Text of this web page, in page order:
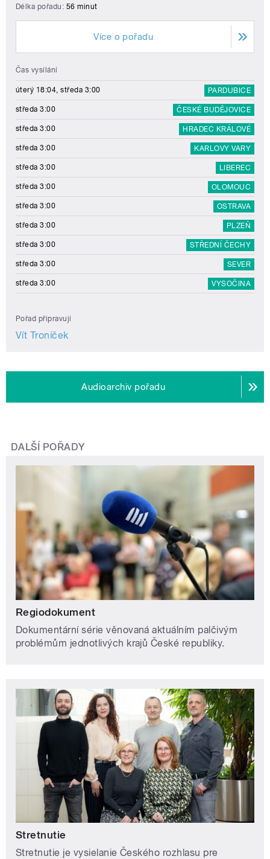
Délka pořadu: 56 minut
Více o pořadu
Čas vysílání
úterý 18:04, středa 3:00 PARDUBICE
středa 3:00 ČESKÉ BUDĚJOVICE
středa 3:00 HRADEC KRÁLOVÉ
středa 3:00 KARLOVY VARY
středa 3:00 LIBEREC
středa 3:00 OLOMOUC
středa 3:00 OSTRAVA
středa 3:00 PLZEŇ
středa 3:00 STŘEDNÍ ČECHY
středa 3:00 SEVER
středa 3:00 VYSOČINA
Pořad připravují
Vít Troníček
Audioarchiv pořadu
DALŠÍ POŘADY
Regiodokument
Dokumentární série věnovaná aktuálním palčivým
problémům jednotlivých krajů České republiky.
Stretnutie
Stretnutie je vysielanie Českého rozhlasu pre